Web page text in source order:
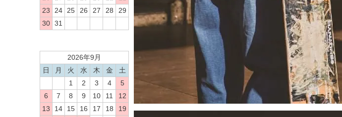
23
24 25 26 27 28
29
30 31
2026年9月
日
月 火 水 木 金
土
1
2 3 4
5
6
7 8 9 10 11
12
13
14 15 16 17 18
19